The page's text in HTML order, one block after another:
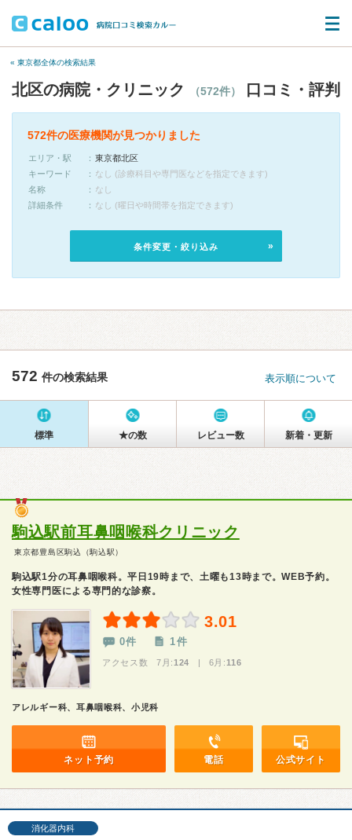
« 東京都全体の検索結果
北区の病院・クリニック （572件） 口コミ・評判
572件の医療機関が見つかりました
エリア・駅
東京都北区
キーワード
なし (診療科目や専門医などを指定できます)
名称
なし
詳細条件
なし (曜日や時間帯を指定できます)
条件変更・絞り込み
572 件の検索結果 表示順について
標準 ★の数 レビュー数 新着・更新
駒込駅前耳鼻咽喉科クリニック
東京都豊島区駒込（駒込駅）
駒込駅1分の耳鼻咽喉科。平日19時まで、土曜も13時まで。WEB予約。
女性専門医による専門的な診察。
3.01
0件 1件
アクセス数 7月: 124 | 6月: 116
アレルギー科、耳鼻咽喉科、小児科
ネット予約 電話 公式サイト
消化器内科